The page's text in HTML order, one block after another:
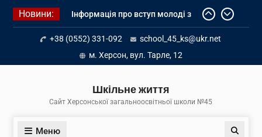
Перейти
Новини:
Інформація про вступ молоді з
тимчасово окупованих територій
до українських закладів освіти
Літнє оздоровлення у Німеччині
Діалог з бізнесом
+38 (0552) 331-092
school_45_ks@ukr.net
м. Херсон, вул. Тарле, 12
Шкільне життя
Сайт Херсонської загальноосвітньої школи №45
Меню Пошук